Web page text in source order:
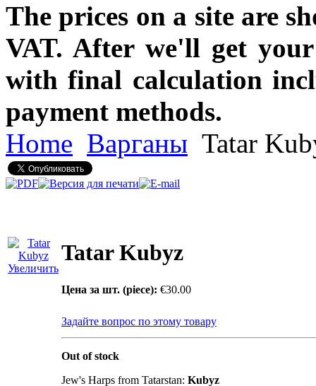
The prices on a site are
VAT. After we'll get
with final calculation
payment methods.
Home Варганы Tatar
Увеличить
Tatar Kubyz
Цена за шт. (piece): €30.00
Задайте вопрос по этому товару
Out of stock
Jew's Harps from Tatarstan: Kubyz